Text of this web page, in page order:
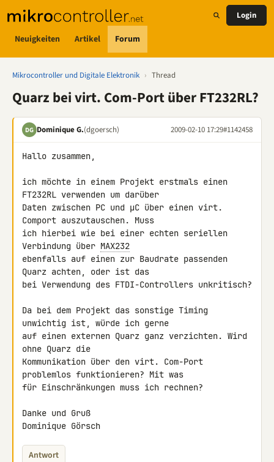
Neuigkeiten Artikel Forum
Login
Mikrocontroller und Digitale Elektronik › Thread
Quarz bei virt. Com-Port über FT232RL?
DG Dominique G.(dgoersch) 2009-02-10 17:29#1142458
Hallo zusammen,
ich möchte in einem Projekt erstmals einen
FT232RL verwenden um darüber
Daten zwischen PC und µC über einen virt.
Comport auszutauschen. Muss
ich hierbei wie bei einer echten seriellen
Verbindung über MAX232
ebenfalls auf einen zur Baudrate passenden
Quarz achten, oder ist das
bei Verwendung des FTDI-Controllers unkritisch?
Da bei dem Projekt das sonstige Timing
unwichtig ist, würde ich gerne
auf einen externen Quarz ganz verzichten. Wird
ohne Quarz die
Kommunikation über den virt. Com-Port
problemlos funktionieren? Mit was
für Einschränkungen muss ich rechnen?
Danke und Gruß
Dominique Görsch
Antwort